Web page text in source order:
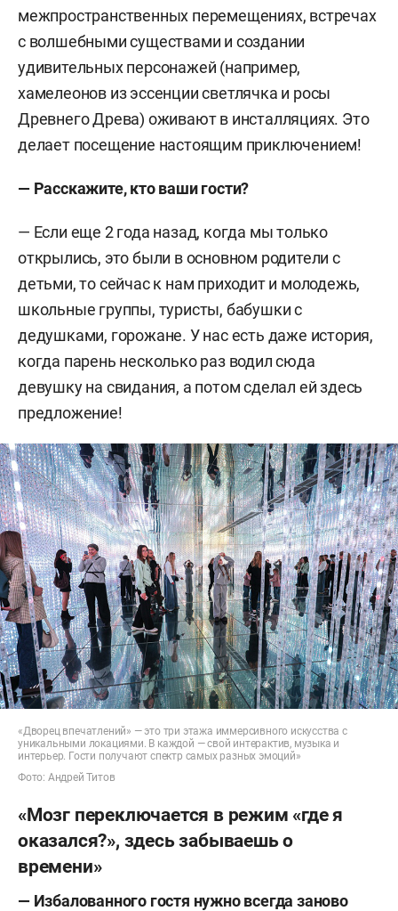
межпространственных перемещениях, встречах
с волшебными существами и создании
удивительных персонажей (например,
хамелеонов из эссенции светлячка и росы
Древнего Древа) оживают в инсталляциях. Это
делает посещение настоящим приключением!
— Расскажите, кто ваши гости?
— Если еще 2 года назад, когда мы только
открылись, это были в основном родители с
детьми, то сейчас к нам приходит и молодежь,
школьные группы, туристы, бабушки с
дедушками, горожане. У нас есть даже история,
когда парень несколько раз водил сюда
девушку на свидания, а потом сделал ей здесь
предложение!
«Дворец впечатлений» — это три этажа иммерсивного искусства с
уникальными локациями. В каждой — свой интерактив, музыка и
интерьер. Гости получают спектр самых разных эмоций»
Фото: Андрей Титов
«Мозг переключается в режим «где я
оказался?», здесь забываешь о
времени»
— Избалованного гостя нужно всегда заново